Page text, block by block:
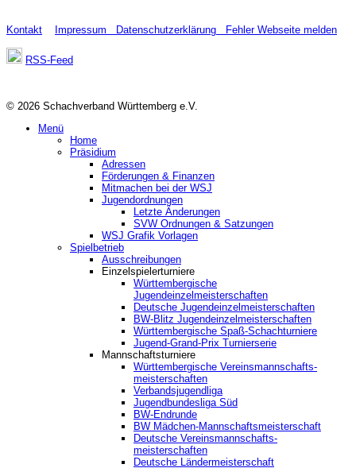
Kontakt Impressum Datenschutzerklärung Fehler Webseite melden
RSS-Feed
© 2026 Schachverband Württemberg e.V.
Menü
Home
Präsidium
Adressen
Förderungen & Finanzen
Mitmachen bei der WSJ
Jugendordnungen
Letzte Änderungen
SVW Ordnungen & Satzungen
WSJ Grafik Vorlagen
Spielbetrieb
Ausschreibungen
Einzelspielerturniere
Württembergische
Jugendeinzelmeisterschaften
Deutsche Jugendeinzelmeisterschaften
BW-Blitz Jugendeinzelmeisterschaften
Württembergische Spaß-Schachturniere
Jugend-Grand-Prix Turnierserie
Mannschaftsturniere
Württembergische Vereinsmannschafts-
meisterschaften
Verbandsjugendliga
Jugendbundesliga Süd
BW-Endrunde
BW Mädchen-Mannschaftsmeisterschaft
Deutsche Vereinsmannschafts-
meisterschaften
Deutsche Ländermeisterschaft